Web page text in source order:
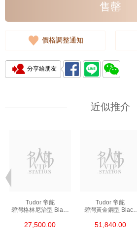
售罄
價格調整通知
分享給朋友
近似推介
Tudor 帝舵
碧灣格林尼治型 Black
27,500.00
Tudor 帝舵
碧灣黃金鋼型 Black
18kt黃金鋼
51,840.00